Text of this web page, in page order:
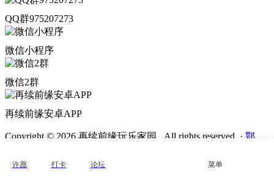
QQ群975207273
微信小程序
微信2群
再续前缘安卓APP
Copyright © 2026 再续前缘玩乐家园 . All rights reserved. · 鄂
42011202002436号
许愿 打卡 论坛 菜单